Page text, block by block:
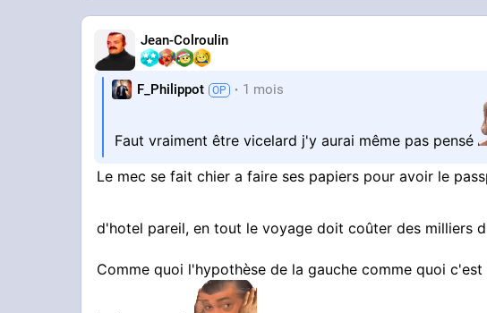
Jean-Colroulin
F_Philippot 1 mois
Faut vraiment être vicelard j'y aurai même pas pensé
Le mec se fait chier a faire ses papiers pour avoir le
d'hotel pareil, en tout le voyage doit coûter des milliers
Comme quoi l'hypothèse de la gauche comme quoi